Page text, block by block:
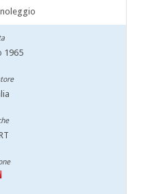
1965